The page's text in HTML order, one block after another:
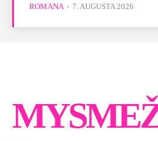
ROMANA - 7. AUGUSTA 2026